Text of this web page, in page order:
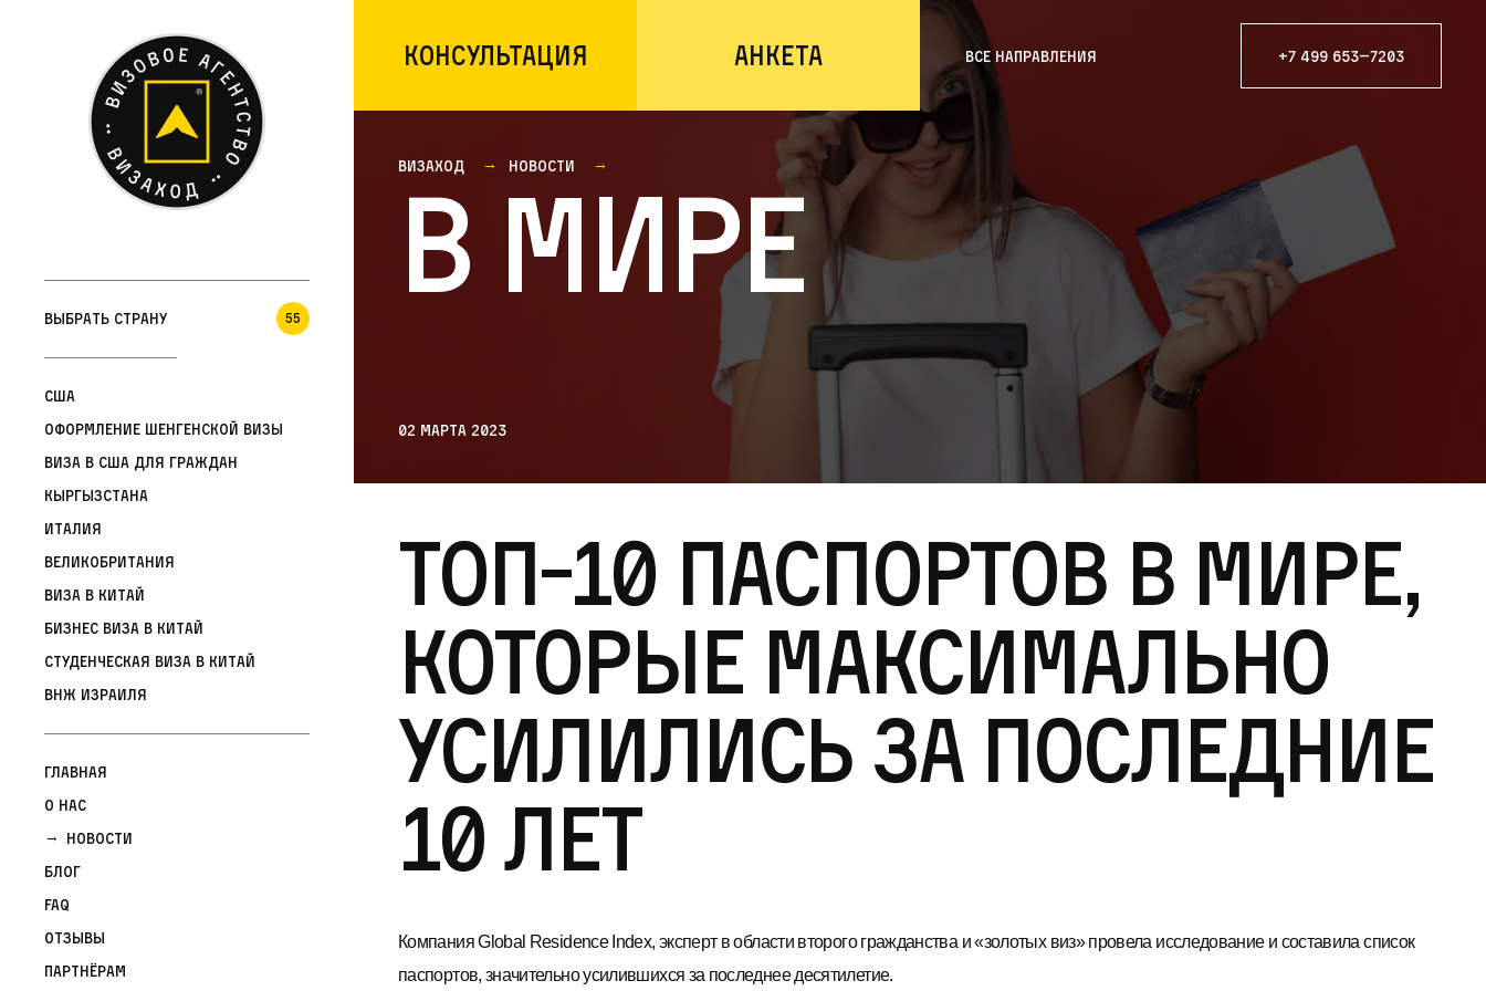
Консультация Анкета Все направления +7 499 653—7203
Выбрать страну 55
США
Оформление шенгенской визы
Виза в США для граждан
Кыргызстана
Италия
Великобритания
Виза в Китай
Бизнес виза в Китай
Студенческая виза в Китай
ВНЖ Израиля
Главная
О нас
Новости
Блог
FAQ
Отзывы
Партнёрам
Визаход Новости
В мире
02 марта 2023
Топ-10 паспортов в мире,
которые максимально
усилились за последние
10 лет
Компания Global Residence Index, эксперт в области второго гражданства и «золотых виз» провела исследование и составила список
паспортов, значительно усилившихся за последнее десятилетие.